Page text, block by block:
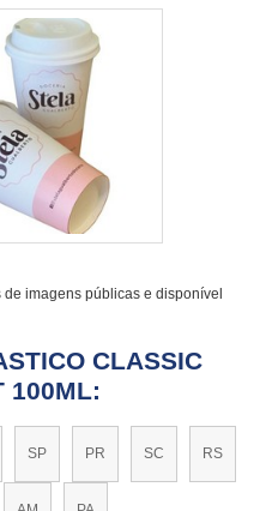
imagens públicas e disponível
CLASSIC
100ML:
SP PR SC RS